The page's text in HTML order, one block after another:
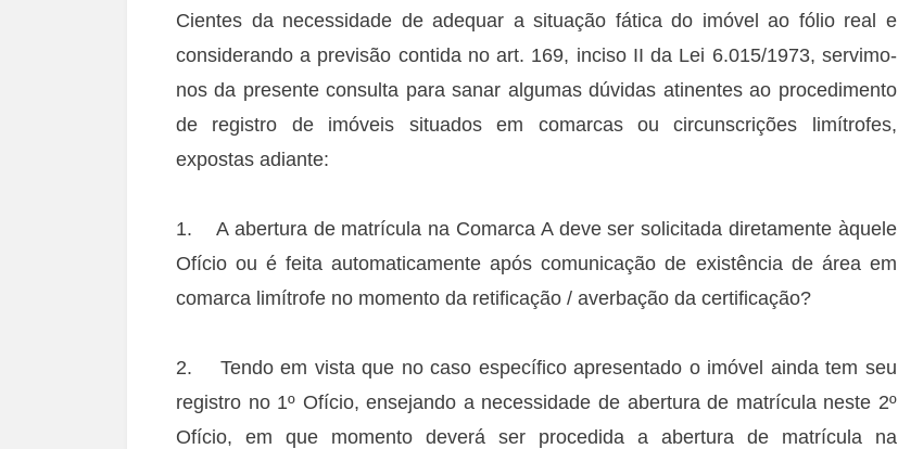
Cientes da necessidade de adequar a situação fática do imóvel ao fólio real e
considerando a previsão contida no art. 169, inciso II da Lei 6.015/1973, servimo-
nos da presente consulta para sanar algumas dúvidas atinentes ao procedimento
de registro de imóveis situados em comarcas ou circunscrições limítrofes,
expostas adiante:
1. A abertura de matrícula na Comarca A deve ser solicitada diretamente àquele
Ofício ou é feita automaticamente após comunicação de existência de área em
comarca limítrofe no momento da retificação / averbação da certificação?
2. Tendo em vista que no caso específico apresentado o imóvel ainda tem seu
registro no 1º Ofício, ensejando a necessidade de abertura de matrícula neste 2º
Ofício, em que momento deverá ser procedida a abertura de matrícula na